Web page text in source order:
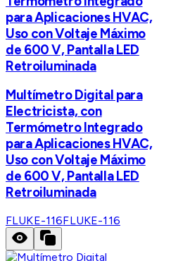
para Aplicaciones HVAC,
Uso con Voltaje Máximo
de 600 V, Pantalla LED
Retroiluminada
Multímetro Digital para
Electricista, con
Termómetro Integrado
para Aplicaciones HVAC,
Uso con Voltaje Máximo
de 600 V, Pantalla LED
Retroiluminada
FLUKE-116FLUKE-116